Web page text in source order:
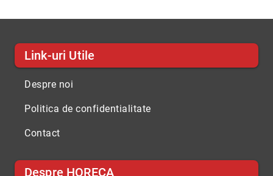
Link-uri Utile
Despre noi
Politica de confidentialitate
Contact
Despre HORECA